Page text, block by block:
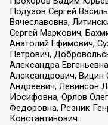
Подузов Сергей
Вячеславовна,
Сергей Маркович,
Анатолий Ефимович,
Петрович,
Александра
Александрович, Вицин
Андреевич, Левинсон
Иосифовна, Орлов
Федоровна, Резник
Константинович